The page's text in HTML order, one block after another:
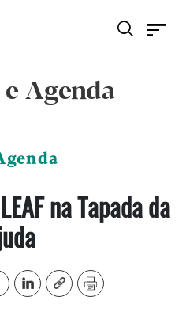
Agenda
na Tapada da